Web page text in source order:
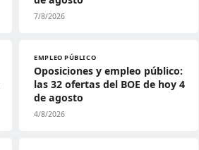
7/8/2026
EMPLEO PÚBLICO
Oposiciones y empleo público:
las 32 ofertas del BOE de hoy 4
de agosto
4/8/2026